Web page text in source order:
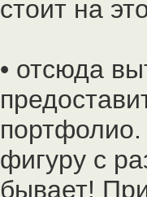
стоит на
• отсюда
фигуру с
бывает!